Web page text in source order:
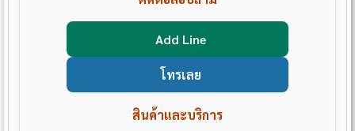
Add Line
โทรเลย
สินค้าและบริการ